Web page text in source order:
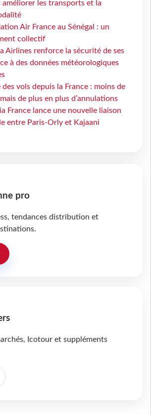
améliorer les transports et la
Air France au Sénégal : un
collectif
Airlines renforce la sécurité de ses
à des données météorologiques
des vols depuis la France : moins de
de plus en plus d’annulations
France lance une nouvelle liaison
entre Paris-Orly et Kajaani
pro
tendances distribution et
Icotour et suppléments